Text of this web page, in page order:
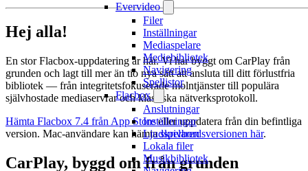
Evervideo
Filer
Inställningar
Mediaspelare
Mediebibliotek
Navigering
Spellistor
Flacbox
Anslutningar
Inställningar
Ljudspelaren
Lokala filer
Musikbibliotek
Hej alla!
En stor Flacbox-uppdatering är här. Vi har byggt om CarPlay från
grunden och lagt till mer än tio nya sätt att ansluta till ditt förlustfria
bibliotek — från integritetsfokuserade molntjänster till populära
självhostade mediaservrar och klassiska nätverksprotokoll.
Hämta Flacbox 7.4 från App Storeeller uppdatera från din befintliga
version. Mac-användare kan hämtaskrivbordsversionen här.
CarPlay, byggd om från grunden